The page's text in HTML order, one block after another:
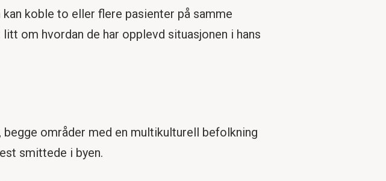
koble to eller flere pasienter på samme
om hvordan de har opplevd situasjonen i hans
områder med en multikulturell befolkning
smittede i byen.